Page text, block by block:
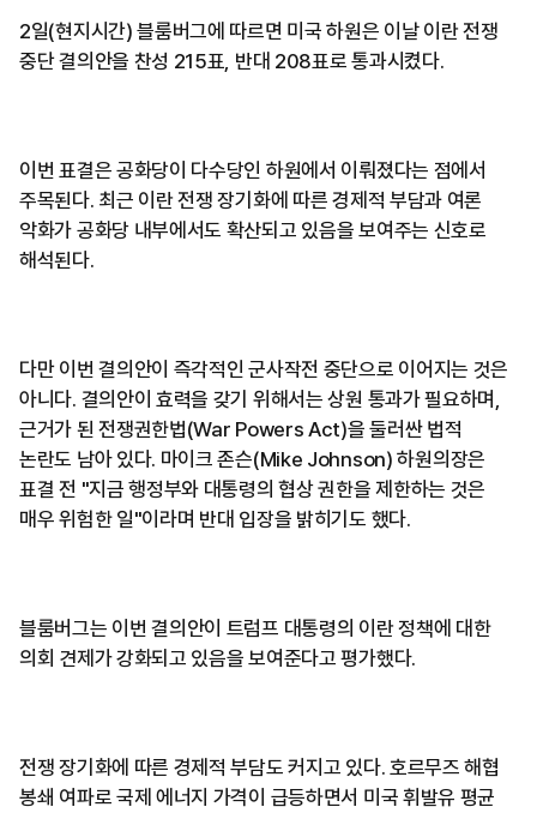
2일(현지시간) 블룸버그에 따르면 미국 하원은 이날 이란 전쟁
중단 결의안을 찬성 215표, 반대 208표로 통과시켰다.
이번 표결은 공화당이 다수당인 하원에서 이뤄졌다는 점에서
주목된다. 최근 이란 전쟁 장기화에 따른 경제적 부담과 여론
악화가 공화당 내부에서도 확산되고 있음을 보여주는 신호로
해석된다.
다만 이번 결의안이 즉각적인 군사작전 중단으로 이어지는 것은
아니다. 결의안이 효력을 갖기 위해서는 상원 통과가 필요하며,
근거가 된 전쟁권한법(War Powers Act)을 둘러싼 법적
논란도 남아 있다. 마이크 존슨(Mike Johnson) 하원의장은
표결 전 "지금 행정부와 대통령의 협상 권한을 제한하는 것은
매우 위험한 일"이라며 반대 입장을 밝히기도 했다.
블룸버그는 이번 결의안이 트럼프 대통령의 이란 정책에 대한
의회 견제가 강화되고 있음을 보여준다고 평가했다.
전쟁 장기화에 따른 경제적 부담도 커지고 있다. 호르무즈 해협
봉쇄 여파로 국제 에너지 가격이 급등하면서 미국 휘발유 평균